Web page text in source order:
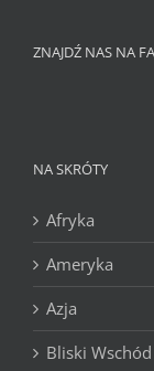
ZNAJDŹ NAS NA
NA SKRÓTY
Afryka
Ameryka
Azja
Bliski Wschód